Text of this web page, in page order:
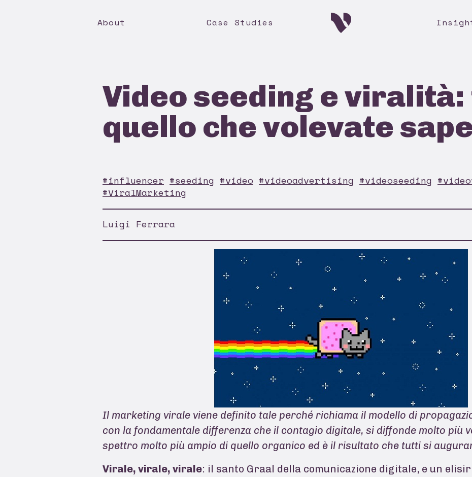
About Case Studies
Video seeding e
quello che volevate
#influencer #seeding #video #videoadvertising #videoseeding
#ViralMarketing
Luigi Ferrara
Il marketing virale viene definito tale perché richiama il modello di
con la fondamentale differenza che il contagio digitale, si diffonde molto più
spettro molto più ampio di quello organico ed è il risultato che tutti si
Virale, virale, virale: il santo Graal della comunicazione digitale, e un